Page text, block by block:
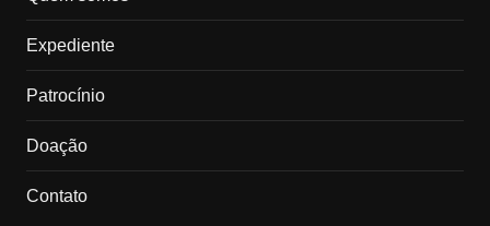
Expediente
Patrocínio
Doação
Contato